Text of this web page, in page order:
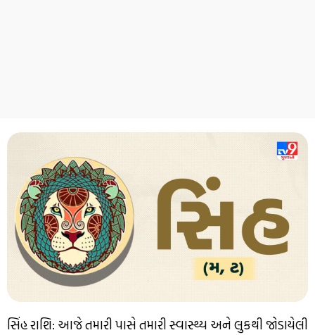
સિંહ રાશિ: આજે તમારી પાસે તમારી સ્વાસ્થ્ય અને લુકથી જોડાયેલી